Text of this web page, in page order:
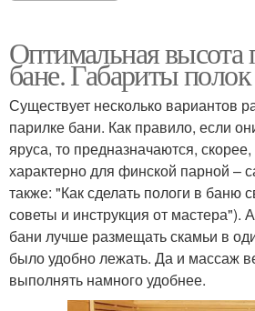
Оптимальная высота
бане. Габариты
Существует несколько вариантов
парилке бани. Как правило, если
яруса, то предназначаются,
характерно для финской парной –
также: "Как сделать пологи в баню
советы и инструкция от мастера").
бани лучше размещать скамьи в
было удобно лежать. Да и массаж
выполнять намного удобнее.